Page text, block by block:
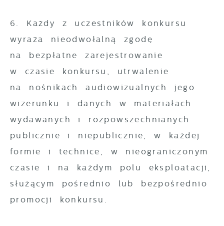
6. Każdy z uczestników konkursu
wyraża nieodwołalną zgodę
na bezpłatne zarejestrowanie
w czasie konkursu, utrwalenie
na nośnikach audiowizualnych jego
wizerunku i danych w materiałach
wydawanych i rozpowszechnianych
publicznie i niepublicznie, w każdej
formie i technice, w nieograniczonym
czasie i na każdym polu eksploatacji,
służącym pośrednio lub bezpośrednio
promocji konkursu.